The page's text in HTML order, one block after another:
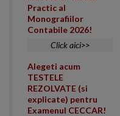
Practic al
Monografiilor
Contabile 2026!
Click aici>>
Alegeti acum
TESTELE
REZOLVATE (si
explicate) pentru
Examenul CECCAR!